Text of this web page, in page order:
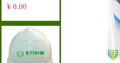
自吸过滤式防
¥ 0.00